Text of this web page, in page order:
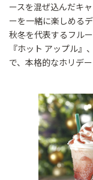
ースを混ぜ込んだキ
ーを一緒に楽しめる
秋冬を代表するフル
『ホット アップル』
で、本格的なホリデ